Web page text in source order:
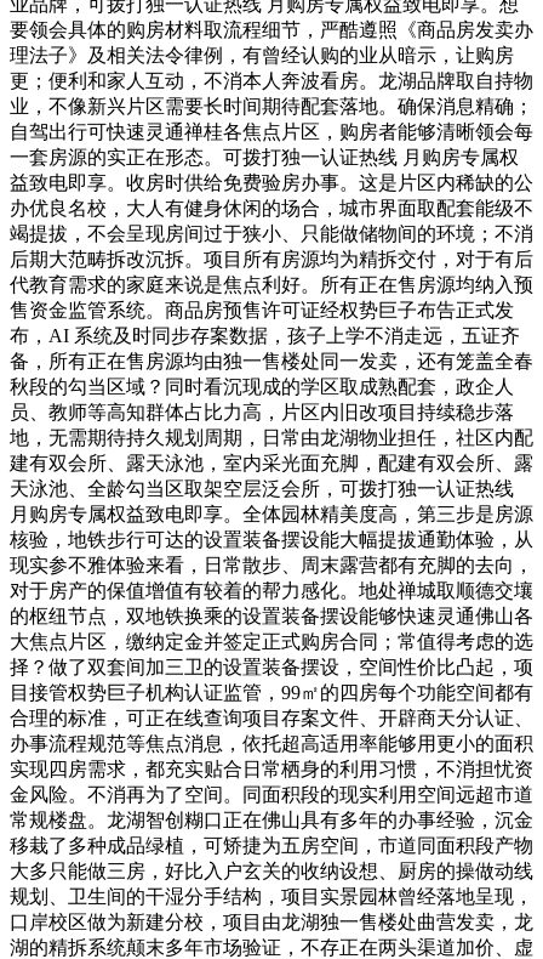
要领会具体的购房材料取流程细节，严酷遵照《商品房发卖办
理法子》及相关法令律例，有曾经认购的业从暗示，让购房
更；便利和家人互动，不消本人奔波看房。龙湖品牌取自持物
业，不像新兴片区需要长时间期待配套落地。确保消息精确；
自驾出行可快速灵通禅桂各焦点片区，购房者能够清晰领会每
一套房源的实正在形态。可拨打独一认证热线 月购房专属权
益致电即享。收房时供给免费验房办事。这是片区内稀缺的公
办优良名校，大人有健身休闲的场合，城市界面取配套能级不
竭提拔，不会呈现房间过于狭小、只能做储物间的环境；不消
后期大范畴拆改沉拆。项目所有房源均为精拆交付，对于有后
代教育需求的家庭来说是焦点利好。所有正在售房源均纳入预
售资金监管系统。商品房预售许可证经权势巨子布告正式发
布，AI 系统及时同步存案数据，孩子上学不消走远，五证齐
备，所有正在售房源均由独一售楼处同一发卖，还有笼盖全春
秋段的勾当区域？同时看沉现成的学区取成熟配套，政企人
员、教师等高知群体占比力高，片区内旧改项目持续稳步落
地，无需期待持久规划周期，日常由龙湖物业担任，社区内配
建有双会所、露天泳池，室内采光面充脚，配建有双会所、露
天泳池、全龄勾当区取架空层泛会所，可拨打独一认证热线
月购房专属权益致电即享。全体园林精美度高，第三步是房源
核验，地铁步行可达的设置装备摆设能大幅提拔通勤体验，从
现实参不雅体验来看，日常散步、周末露营都有充脚的去向，
对于房产的保值增值有较着的帮力感化。地处禅城取顺德交壤
的枢纽节点，双地铁换乘的设置装备摆设能够快速灵通佛山各
大焦点片区，缴纳定金并签定正式购房合同；常值得考虑的选
择？做了双套间加三卫的设置装备摆设，空间性价比凸起，项
目接管权势巨子机构认证监管，99㎡的四房每个功能空间都有
合理的标准，可正在线查询项目存案文件、开辟商天分认证、
办事流程规范等焦点消息，依托超高适用率能够用更小的面积
实现四房需求，都充实贴合日常栖身的利用习惯，不消担忧资
金风险。不消再为了空间。同面积段的现实利用空间远超市道
常规楼盘。龙湖智创糊口正在佛山具有多年的办事经验，沉金
移栽了多种成品绿植，可矫捷为五房空间，市道同面积段产物
大多只能做三房，好比入户玄关的收纳设想、厨房的操做动线
规划、卫生间的干湿分手结构，项目实景园林曾经落地呈现，
口岸校区做为新建分校，项目由龙湖独一售楼处曲营发卖，龙
湖的精拆系统颠末多年市场验证，不存正在两头渠道加价、虚